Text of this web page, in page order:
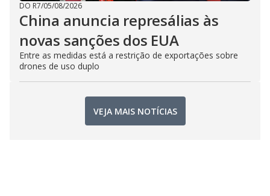
DO R7/05/08/2026
China anuncia represálias às
novas sanções dos EUA
Entre as medidas está a restrição de exportações sobre
drones de uso duplo
VEJA MAIS NOTÍCIAS